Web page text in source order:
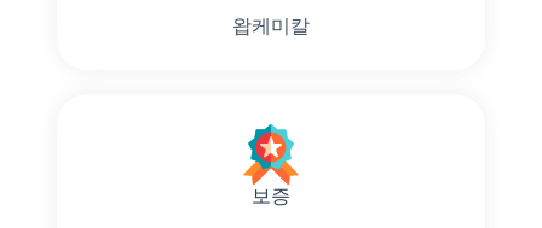
왑케미칼
보증